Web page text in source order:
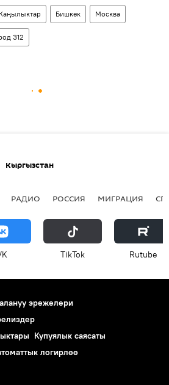
Бишкек Москва
312
Кыргызстан
РАДИО РОССИЯ МИГРАЦИЯ
ТikТоk Rutube
эрежелери
Купуялык саясаты
логирлөө